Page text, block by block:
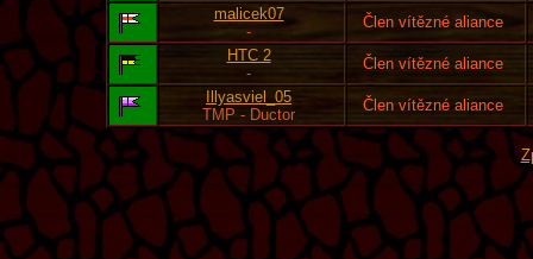
malicek07
-
Člen vítězné aliance
HTC 2
-
Člen vítězné aliance
Illyasviel_05
TMP - Ductor
Člen vítězné aliance